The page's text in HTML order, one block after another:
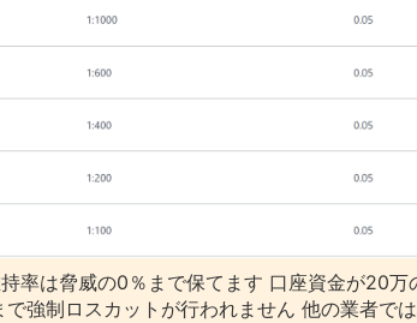
率は脅威の0％まで保てます 口座資金が20万
で強制ロスカットが行われません 他の業者で